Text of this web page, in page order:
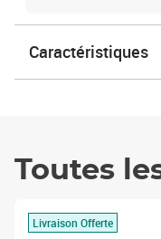
Caractéristiques
Toutes
Livraison Offerte